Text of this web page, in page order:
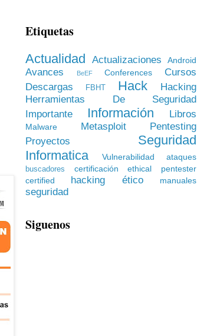
Etiquetas
Actualidad Actualizaciones Android
Avances BeEF Conferences
Cursos
Descargas
FBHT Hack
Hacking
Herramientas De Seguridad
Importante
Información Libros
Malware Metasploit
Pentesting
Proyectos
Seguridad
Informatica
Vulnerabilidad ataques
buscadores certificación
ethical pentester
certified
hacking ético manuales
seguridad
Siguenos